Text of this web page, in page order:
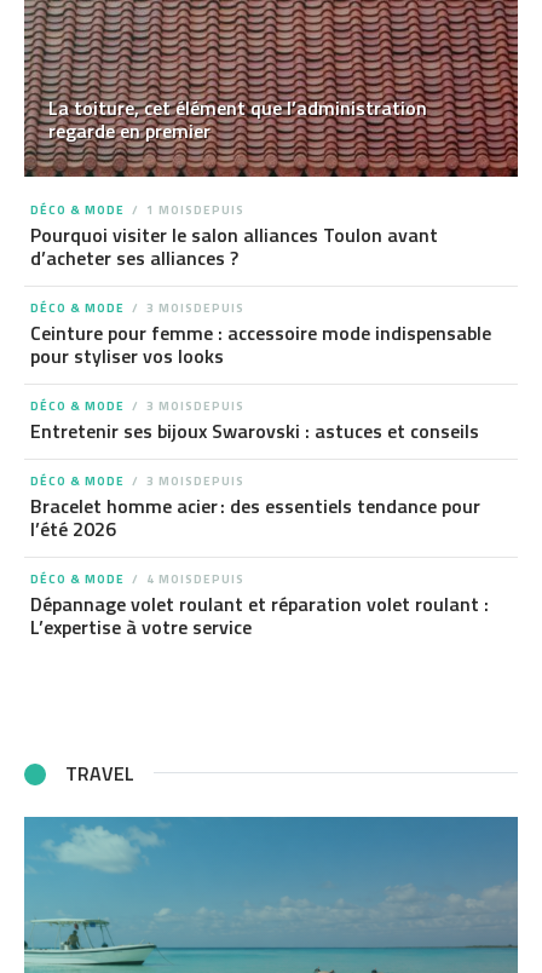
La toiture, cet élément que l’administration
regarde en premier
DÉCO & MODE 1 MOISDEPUIS
Pourquoi visiter le salon alliances Toulon avant
d’acheter ses alliances ?
DÉCO & MODE 3 MOISDEPUIS
Ceinture pour femme : accessoire mode indispensable
pour styliser vos looks
DÉCO & MODE 3 MOISDEPUIS
Entretenir ses bijoux Swarovski : astuces et conseils
DÉCO & MODE 3 MOISDEPUIS
Bracelet homme acier : des essentiels tendance pour
l’été 2026
DÉCO & MODE 4 MOISDEPUIS
Dépannage volet roulant et réparation volet roulant :
L’expertise à votre service
TRAVEL